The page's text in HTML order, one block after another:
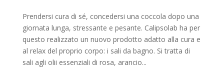
Prendersi cura di sé, concedersi una coccola dopo una
giornata lunga, stressante e pesante. Calipsolab ha per
questo realizzato un nuovo prodotto adatto alla cura e
al relax del proprio corpo: i sali da bagno. Si tratta di
sali agli olii essenziali di rosa, arancio...